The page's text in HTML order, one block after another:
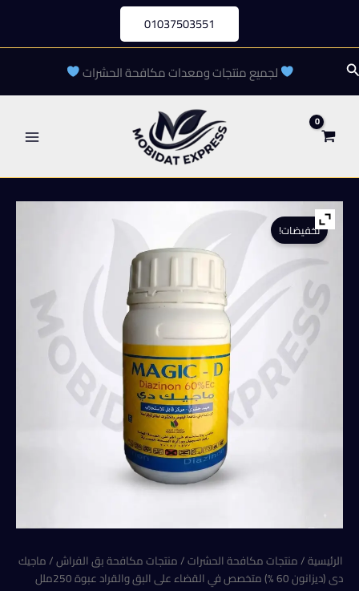
المحتوى
01037503551
البحث لجميع منتجات ومعدات مكافحة الحشرات
تخفيضات!
الرئيسية/منتجات مكافحة الحشرات/منتجات مكافحة بق الفراش/ ماجيك
دى (ديزانون 60 %) متخصص في القضاء على البق والقراد عبوة 250ملل